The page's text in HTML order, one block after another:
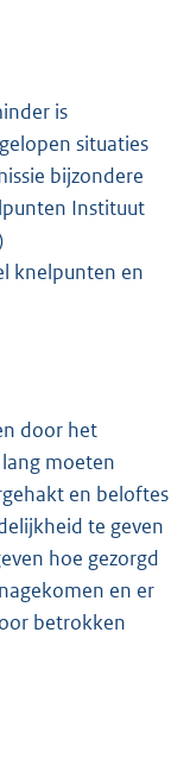
is
situaties
bijzondere
Instituut
knelpunten en
door het
moeten
en beloftes
te geven
hoe gezorgd
en er
betrokken